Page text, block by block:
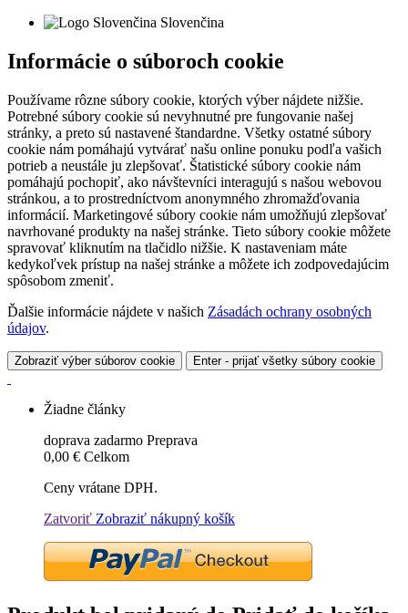
Slovenčina
Informácie o súboroch cookie
Používame rôzne súbory cookie, ktorých výber nájdete nižšie.
Potrebné súbory cookie sú nevyhnutné pre fungovanie našej
stránky, a preto sú nastavené štandardne. Všetky ostatné súbory
cookie nám pomáhajú vytvárať našu online ponuku podľa vašich
potrieb a neustále ju zlepšovať. Štatistické súbory cookie nám
pomáhajú pochopiť, ako návštevníci interagujú s našou webovou
stránkou, a to prostredníctvom anonymného zhromažďovania
informácií. Marketingové súbory cookie nám umožňujú zlepšovať
navrhované produkty na našej stránke. Tieto súbory cookie môžete
spravovať kliknutím na tlačidlo nižšie. K nastaveniam máte
kedykoľvek prístup na našej stránke a môžete ich zodpovedajúcim
spôsobom zmeniť.
Ďalšie informácie nájdete v našich Zásadách ochrany osobných
údajov.
Zobraziť výber súborov cookie Enter - prijať všetky súbory cookie
Žiadne články
doprava zadarmo Preprava
0,00 € Celkom
Ceny vrátane DPH.
Zatvoriť Zobraziť nákupný košík